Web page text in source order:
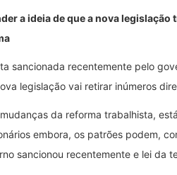
a ideia de que a nova
sancionada recentemente pelo
legislação vai retirar inúmeros
da reforma trabalhista,
embora, os patrões podem,
sancionou recentemente e lei